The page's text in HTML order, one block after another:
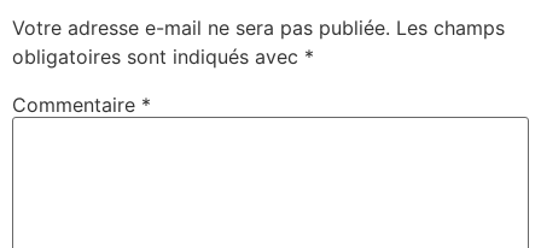
Votre adresse e-mail ne sera pas publiée. Les champs
obligatoires sont indiqués avec *
Commentaire *